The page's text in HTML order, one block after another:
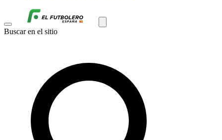
Buscar en el sitio